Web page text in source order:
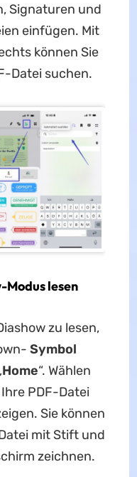
Signaturen und
einfügen. Mit
können Sie
Datei suchen.
Modus lesen
zu lesen,
Symbol
Home“. Wählen
PDF-Datei
Sie können
mit Stift und
zeichnen.